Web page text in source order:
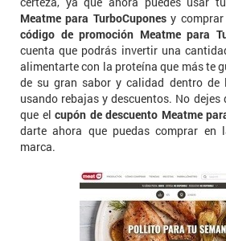
Meatme para TurboCuponesy comprar
código de promoción Meatme para
cuenta que podrás invertir una
alimentarte con la proteína que más te
de su gran sabor y calidad dentro de
usando rebajas y descuentos. No
que el cupón de descuento Meatme
darte ahora que puedas comprar en
marca.